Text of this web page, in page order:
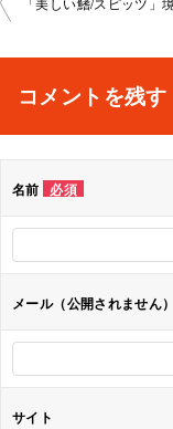
ビ
シ
ョ
ン
コメントを残す
名前 必須
メール（公開されません）
サイト